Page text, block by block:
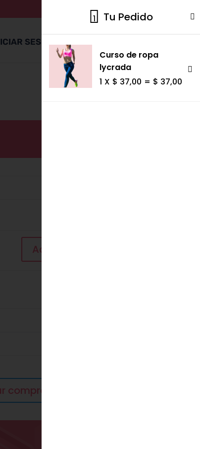
SESIÓN
Actualizar carrito
compra
1 Tu Pedido
Curso de ropa
lycrada
1 X $ 37,00 = $ 37,00